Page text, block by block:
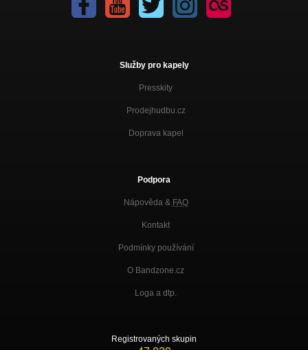
Služby pro kapely
Presskity
Prodejhudbu.cz
Doprava kapel
Podpora
Nápověda & FAQ
Kontakt
Podmínky používání
O Bandzone.cz
Loga a dtp.
Registrovaných skupin